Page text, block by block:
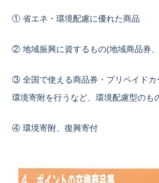
① 省エネ・環境配慮に優れた商品
② 地域振興に資するもの(地域商品券
③ 全国で使える商品券・プリペイドカ
環境寄附を行うなど、環境配慮型のも
④ 環境寄附、復興寄付